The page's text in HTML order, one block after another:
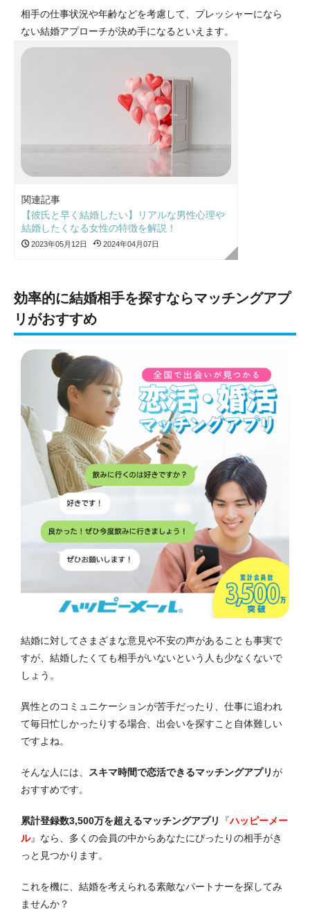
相手の仕事状況や年齢などを考慮して、プレッシャーになら
ない結婚アプローチが決め手になるといえます。
関連記事
【彼氏と早く結婚したい】リアルな男性心理や
結婚したくなる女性の特徴を解説！
2023年05月12日 2024年04月07日
効率的に結婚相手を探すならマッチングアプ
リがおすすめ
結婚に対してさまざまな意見や不安の声があることも事実で
すが、結婚したくても相手がいないという人も少なくないで
しょう。
異性とのコミュニケーションが苦手だったり、仕事に追われ
て毎日忙しかったりする場合、出会いを探すこと自体難しい
ですよね。
そんな人には、 スキマ時間で恋活できるマッチングアプリが
おすすめです。
累計登録数3,500万を超えるマッチングアプリ 『ハッピーメー
ル』なら、多くの会員の中からあなたにぴったりの相手がき
っと見つかります。
これを機に、結婚を考えられる素敵なパートナーを探してみ
ませんか？